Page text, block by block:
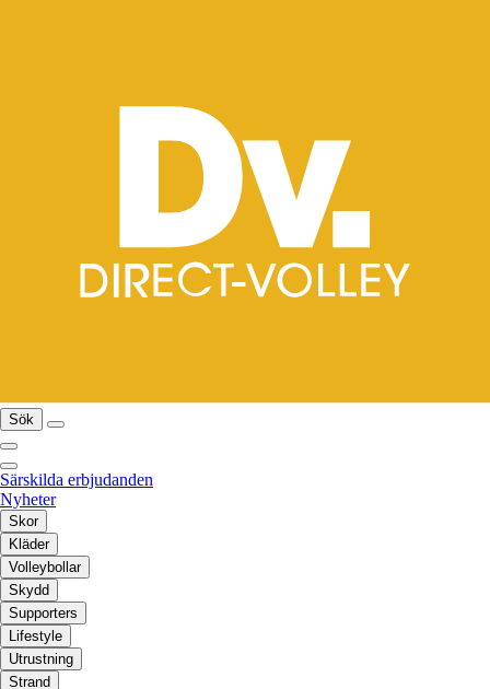
Sök
Särskilda erbjudanden
Nyheter
Skor
Kläder
Volleybollar
Skydd
Supporters
Lifestyle
Utrustning
Strand